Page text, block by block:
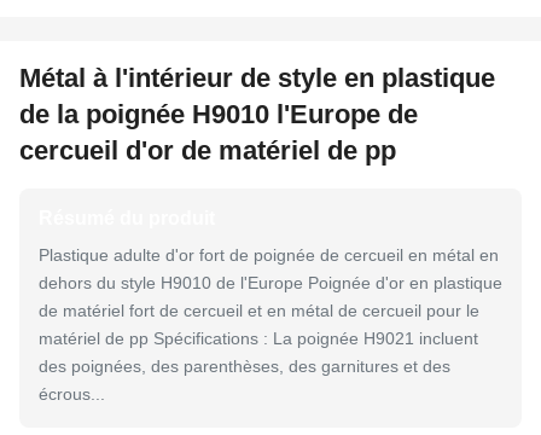
Métal à l'intérieur de style en plastique
de la poignée H9010 l'Europe de
cercueil d'or de matériel de pp
Plastique adulte d'or fort de poignée de cercueil en métal en
dehors du style H9010 de l'Europe Poignée d'or en plastique
de matériel fort de cercueil et en métal de cercueil pour le
matériel de pp Spécifications : La poignée H9021 incluent
des poignées, des parenthèses, des garnitures et des
écrous...